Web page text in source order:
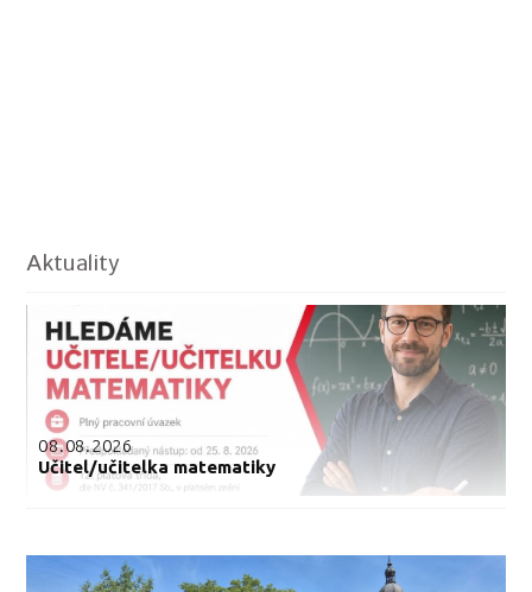
Aktuality
08.08.2026
Učitel/učitelka matematiky